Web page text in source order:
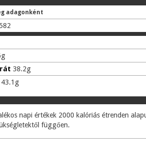
adagonként
g
38.2g
43.1 g
napi értékek 2000 kalóriás étrenden
függően.